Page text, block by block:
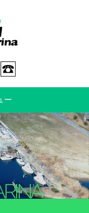
mail
ー
新艇情報
整備・特殊艤装
リーナ情報・料金表